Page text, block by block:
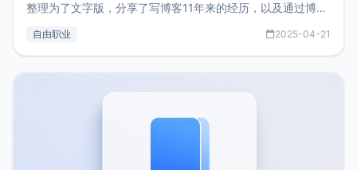
整理为了文字版，分享了写博客11年来的经历，以及通过博客
了我的首个产品ImgURL的真实数据和产品现状。自我介绍大
自由职业 2025-04-21